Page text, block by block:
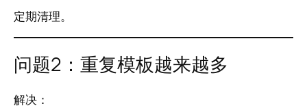
定期清理。
问题2：重复模板越来越多
解决：